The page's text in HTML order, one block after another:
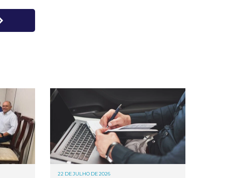
22 DE JULHO DE 2026